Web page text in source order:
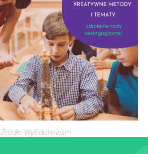
Źródło WyEdukowani